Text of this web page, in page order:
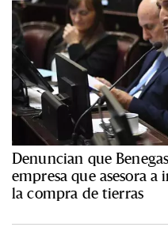
Denuncian que
empresa que asesora a
la compra de tierras